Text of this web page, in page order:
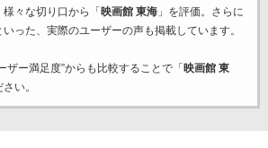
々な切り口から「 映画館 東海」を評価。さらに
った、実際のユーザーの声も掲載しています。
ザー満足度”からも比較することで「 映画館 東
い。